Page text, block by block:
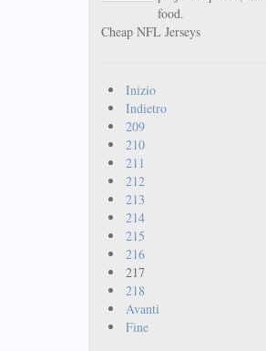
food.
Cheap NFL Jerseys
Inizio
Indietro
209
210
211
212
213
214
215
216
217
218
Avanti
Fine